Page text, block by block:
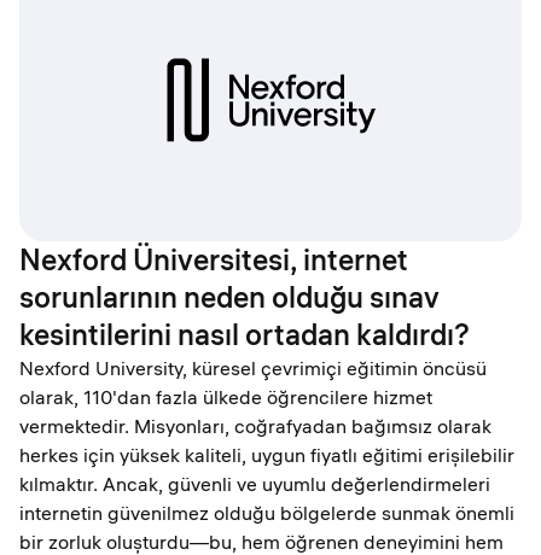
Nexford Üniversitesi, internet
sorunlarının neden olduğu sınav
kesintilerini nasıl ortadan kaldırdı?
Nexford University, küresel çevrimiçi eğitimin öncüsü
olarak, 110'dan fazla ülkede öğrencilere hizmet
vermektedir. Misyonları, coğrafyadan bağımsız olarak
herkes için yüksek kaliteli, uygun fiyatlı eğitimi erişilebilir
kılmaktır. Ancak, güvenli ve uyumlu değerlendirmeleri
internetin güvenilmez olduğu bölgelerde sunmak önemli
bir zorluk oluşturdu—bu, hem öğrenen deneyimini hem